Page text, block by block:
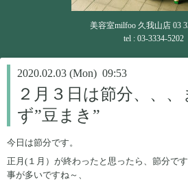
美容室milfoo 久我山店 03
tel : 03-3334-5202
2020.02.03 (Mon) 09:53
２月３日は節分、、
ず”豆まき”
今日は節分です。
正月(１月）が終わったと思ったら、節分で
事が多いですね～、